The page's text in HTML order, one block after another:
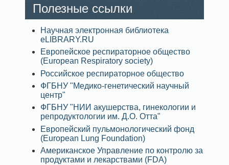
Полезные ссылки
Научная электронная библиотека
eLIBRARY.RU
Европейское респираторное общество
(European Respiratory society)
Российское респираторное общество
ФГБНУ "Медико-генетический научный
центр"
ФГБНУ "НИИ акушерства, гинекологии и
репродуктологии им. Д.О. Отта"
Европейский пульмонологический фонд
(European Lung Foundation)
Американское Управление по контролю за
продуктами и лекарствами (FDA)